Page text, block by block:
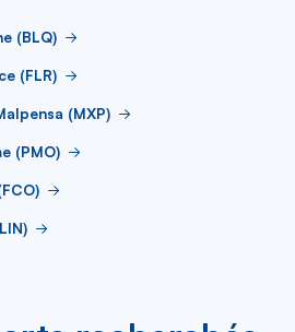
(BLQ)
(FLR)
(MXP)
(PMO)